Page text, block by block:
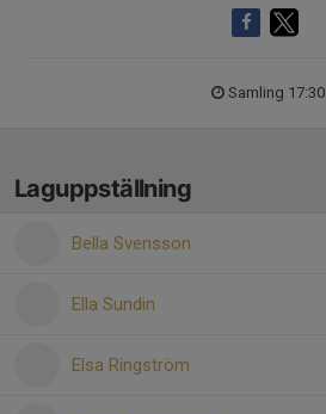
Samling 17:30
Laguppställning
Bella Svensson
Ella Sundin
Elsa Ringström